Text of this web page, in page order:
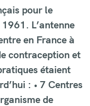
pour le
L’antenne
en France à
contraception et
étaient
: • 7 Centres
de